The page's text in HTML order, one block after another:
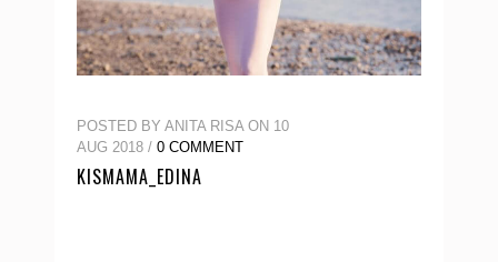
POSTED BY ANITA RISA ON 10
AUG 2018 / 0 COMMENT
KISMAMA_EDINA